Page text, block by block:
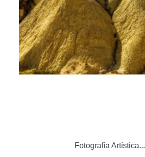
Fotografía Artística...